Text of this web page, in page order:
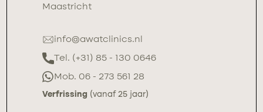
Maastricht
info@awatclinics.nl
Tel. (+31) 85 - 130 0646
Mob. 06 - 273 561 28
Verfrissing (vanaf 25 jaar)